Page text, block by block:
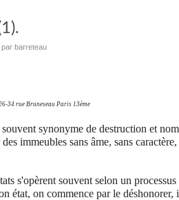
par barreteau
34 rue Bruneseau Paris 13ème
synonyme de destruction et
immeubles sans âme, sans
s'opèrent souvent selon un
état, on commence par le